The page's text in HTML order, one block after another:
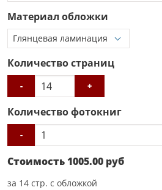
Материал обложки
Количество страниц
- +
Количество фотокниг
-
Стоимость1005.00 руб
за 14 стр. с обложкой